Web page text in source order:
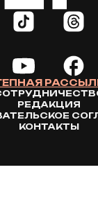
РЕДАКЦИЯ
КОНТАКТЫ